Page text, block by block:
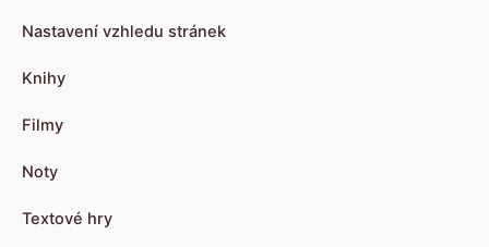
Nastavení vzhledu stránek
Knihy
Filmy
Noty
Textové hry